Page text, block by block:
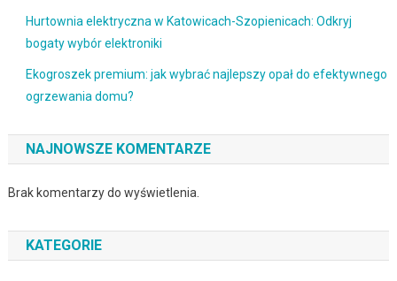
Hurtownia elektryczna w Katowicach-Szopienicach: Odkryj
bogaty wybór elektroniki
Ekogroszek premium: jak wybrać najlepszy opał do efektywnego
ogrzewania domu?
NAJNOWSZE KOMENTARZE
Brak komentarzy do wyświetlenia.
KATEGORIE